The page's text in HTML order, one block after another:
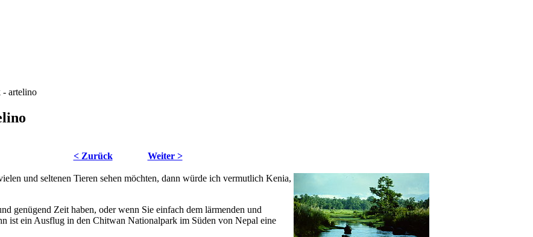
- artelino
< Zurück
Weiter >
und seltenen Tieren sehen möchten, dann würde ich vermutlich Kenia,
genügend Zeit haben, oder wenn Sie einfach dem lärmenden und
ist ein Ausflug in den Chitwan Nationalpark im Süden von Nepal eine